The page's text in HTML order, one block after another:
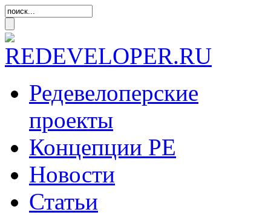
Редевелоперские
проекты
Концепции РЕ
Новости
Статьи